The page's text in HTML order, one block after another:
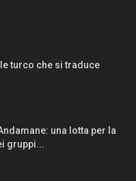
turco che si traduce
una lotta per la
gruppi...